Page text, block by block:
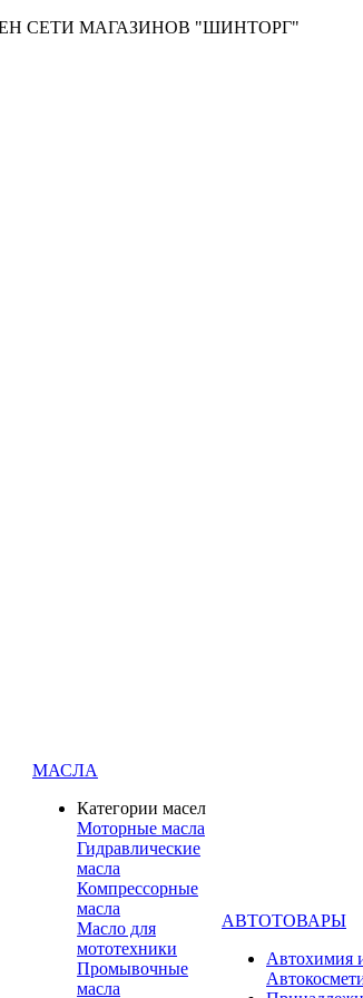
СЕТИ МАГАЗИНОВ "ШИНТОРГ"
МАСЛА
Категории масел
Моторные масла
Гидравлические
масла
Компрессорные
масла
Масло для
мототехники
Промывочные
масла
АВТОТОВАРЫ
Автохимия